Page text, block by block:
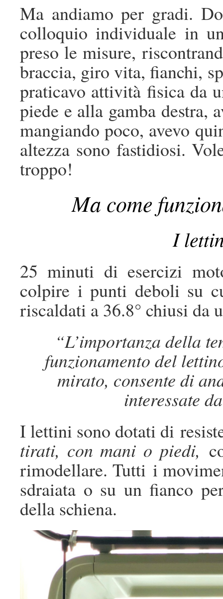
Ma andiamo per gradi.
colloquio individuale in
preso le misure,
braccia, giro vita, fianchi,
praticavo attività fisica da
piede e alla gamba destra,
mangiando poco, avevo
altezza sono fastidiosi.
troppo!
Ma come
I
25 minuti di esercizi
colpire i punti deboli su
riscaldati a 36.8° chiusi da
“L’importanza della
funzionamento del
mirato, consente di
interessate
I lettini sono dotati di
tirati, con mani o piedi,
rimodellare. Tutti i
sdraiata o su un fianco
della schiena.